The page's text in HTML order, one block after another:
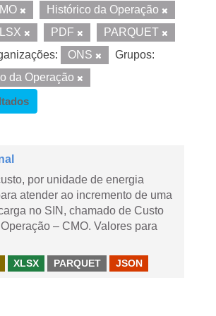
Histórico da Operação
PDF
PARQUET
ONS
Grupos:
da Operação
por unidade de energia
atender ao incremento de uma
no SIN, chamado de Custo
– CMO. Valores para
XLSX PARQUET JSON